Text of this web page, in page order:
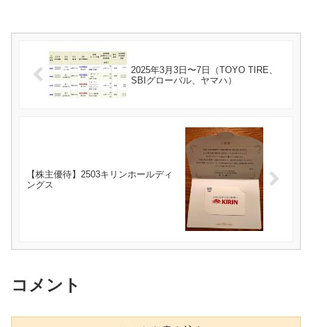
2025年3月3日〜7日（TOYO TIRE、
SBIグローバル、ヤマハ）
【株主優待】2503キリンホールディ
ングス
コメント